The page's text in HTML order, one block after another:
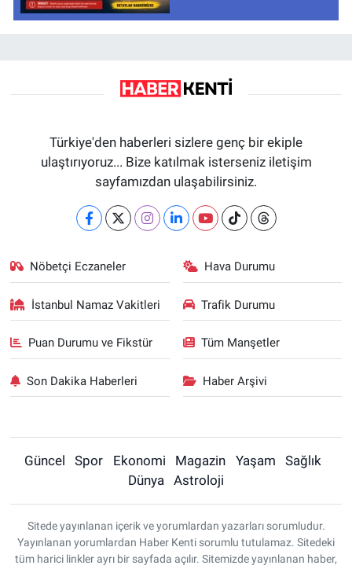
Türkiye'den haberleri sizlere genç bir ekiple
ulaştırıyoruz... Bize katılmak isterseniz iletişim
sayfamızdan ulaşabilirsiniz.
Nöbetçi Eczaneler Hava Durumu
İstanbul Namaz Vakitleri Trafik Durumu
Puan Durumu ve Fikstür Tüm Manşetler
Son Dakika Haberleri Haber Arşivi
Güncel Spor Ekonomi Magazin Yaşam
Sağlık
Dünya
Astroloji
Sitede yayınlanan içerik ve yorumlardan yazarları sorumludur.
Yayınlanan yorumlardan Haber Kenti sorumlu tutulamaz. Sitedeki
tüm harici linkler ayrı bir sayfada açılır. Sitemizde yayınlanan haber,